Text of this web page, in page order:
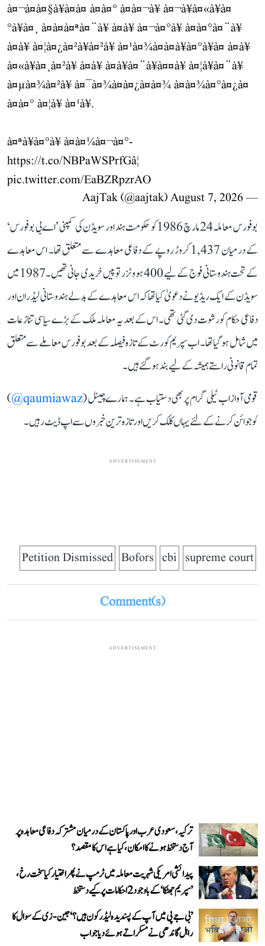
à¤¬à¤à¤§à¥à¤à¤ à¤à¤° à¤à¤¬à¥ à¤¬à¥à¤«à¥à¤
°à¥à¤¸ à¤à¤à¤ªà¤¨à¥ à¤à¥ à¤¬à¤°à¥ à¤à¤°à¤¨à¥
à¤à¥ à¤¦à¤¿à¤²à¥à¤²à¥ à¤¹à¤¾à¤à¤à¥à¤°à¥à¤ à¤à¥
à¤«à¥à¤¸à¤²à¥ à¤à¥ à¤à¥à¤¨à¥à¤¤à¥ à¤¦à¥à¤¨à¥
à¤µà¤¾à¤²à¥ à¤¯à¤¾à¤à¤¿à¤à¤¾ à¤à¤¾à¤°à¤¿à¤
à¤à¤° à¤¦à¥ à¤¹à¥.
à¤ªà¥à¤°à¥ à¤à¤¼à¤¬à¤°-
https://t.co/NBPaWSPrfGâ¦
pic.twitter.com/EaBZRpzrAO
— AajTak (@aajtak)
August 7, 2026
بوفورس معاملہ 24 مارچ 1986 کو حکومت ہند اور سویڈن کی کمپنی ’اے بی بوفورس‘
کے درمیان 1,437 کروڑ روپے کے دفاعی معاہدے سے متعلق تھا۔ اس معاہدے
کے تحت ہندوستانی فوج کے لیے 400 ہووٹزر توپیں خریدی جانی تھیں۔ 1987 میں
سویڈن کے ایک ریڈیو نے دعویٰ کیا تھا کہ اس معاہدے کے بدلے ہندوستانی لیڈران اور
دفاعی حکام کو رشوت دی گئی تھی۔ اس کے بعد یہ معاملہ ملک کے بڑے سیاسی تنازعات
میں شامل ہو گیا تھا۔ اب سپریم کورٹ کے تازہ فیصلہ کے بعد بوفورس معاملے سے متعلق
تمام قانونی راستے ہمیشہ کے لیے بند ہو گئے ہیں۔
قومی آواز اب ٹیلی گرام پر بھی دستیاب ہے۔ ہمارے چینل (qaumiawaz@
)
کو جوائن کرنے کے لئے یہاں کلک کریں اور تازہ ترین خبروں سے اپ ڈیٹ رہیں۔
ADVERTISEMENT
supreme court
cbi
Bofors
Petition Dismissed
Comment(s)
ADVERTISEMENT
ترکیہ، سعودی عرب اور پاکستان کے درمیان مشترکہ دفاعی معاہدہ پر
آج دستخط ہونے کا امکان، کیا ہے اس کا مقصد؟
پیدائشی امریکی شہریت معاملہ میں ٹرمپ نے پھر اختیار کیا سخت رخ،
’سپریم جھٹکا‘ کے باوجود 2 احکامات پر کیے دستخط
’بی جے پی میں آپ کے پسندیدہ لیڈر کون ہیں؟‘ جین-زی کے سوال کا
راہل گاندھی نے مسکراتے ہوئے دیا جواب